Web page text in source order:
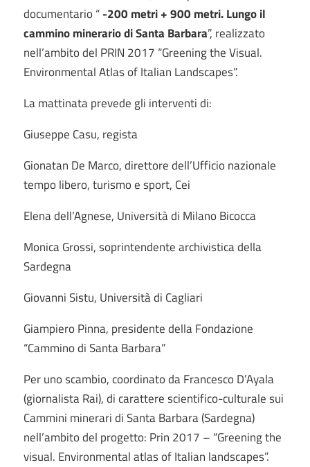
documentario “-200 metri + 900 metri. Lungo il
cammino minerario di Santa Barbara”, realizzato
nell’ambito del PRIN 2017 “Greening the Visual.
Environmental Atlas of Italian Landscapes”.
La mattinata prevede gli interventi di:
Giuseppe Casu, regista
Gionatan De Marco, direttore dell’Ufficio nazionale
tempo libero, turismo e sport, Cei
Elena dell’Agnese, Università di Milano Bicocca
Monica Grossi, soprintendente archivistica della
Sardegna
Giovanni Sistu, Università di Cagliari
Giampiero Pinna, presidente della Fondazione
“Cammino di Santa Barbara”
Per uno scambio, coordinato da Francesco D’Ayala
(giornalista Rai), di carattere scientifico-culturale sui
Cammini minerari di Santa Barbara (Sardegna)
nell’ambito del progetto: Prin 2017 – “Greening the
visual. Environmental atlas of Italian landscapes”.